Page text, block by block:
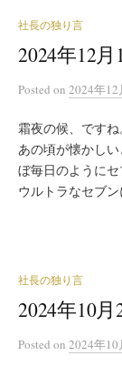
社長の独り言
2024年12月
Posted on 2024年12
霜夜の候、です
あの頃が懐かし
ぼ毎日のように
ウルトラなセブ
社長の独り言
2024年10月
Posted on 2024年10